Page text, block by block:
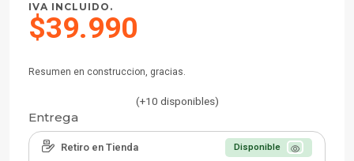
IVA INCLUIDO.
$39.990
Resumen en construccion, gracias.
(+10 disponibles)
Entrega
Retiro en Tienda Disponible